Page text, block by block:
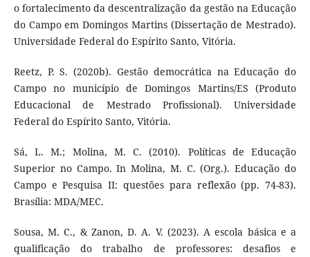
o fortalecimento da descentralização da gestão na Educação
do Campo em Domingos Martins (Dissertação de Mestrado).
Universidade Federal do Espírito Santo, Vitória.
Reetz, P. S. (2020b). Gestão democrática na Educação do
Campo no município de Domingos Martins/ES (Produto
Educacional de Mestrado Profissional). Universidade
Federal do Espírito Santo, Vitória.
Sá, L. M.; Molina, M. C. (2010). Políticas de Educação
Superior no Campo. In Molina, M. C. (Org.). Educação do
Campo e Pesquisa II: questões para reflexão (pp. 74-83).
Brasília: MDA/MEC.
Sousa, M. C., & Zanon, D. A. V. (2023). A escola básica e a
qualificação do trabalho de professores: desafios e